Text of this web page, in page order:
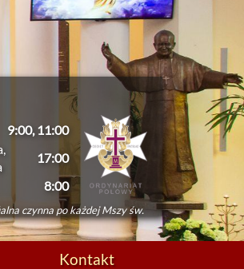
9:00, 11:00
17:00
8:00
czynna po każdej Mszy św.
Kontakt